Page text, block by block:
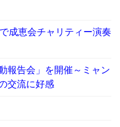
成恵会チャリティー演奏
報告会」を開催～ミャン
交流に好感